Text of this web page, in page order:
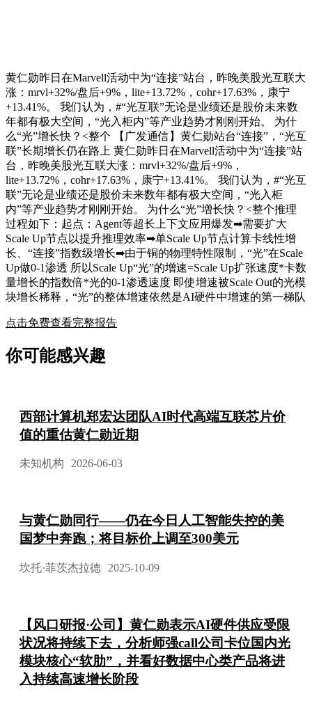
黄仁勋昨日在Marvell活动中为“连接”站台，昨晚美股光互联大
涨：mrvl+32%/盘后+9%，lite+13.72%，cohr+17.63%，康宁
+13.41%。 我们认为，#“光互联”无论是业绩还是股价未来数
年都有极大空间，“光入柜内”等产业趋势才刚刚开始。 为什
么“光”增长快？<整个 【广发通信】黄仁勋站台“连接”，“光互
联”长期增长仍在路上 黄仁勋昨日在Marvell活动中为“连接”站
台，昨晚美股光互联大涨：mrvl+32%/盘后+9%，
lite+13.72%，cohr+17.63%，康宁+13.41%。 我们认为，#“光互
联”无论是业绩还是股价未来数年都有极大空间，“光入柜
内”等产业趋势才刚刚开始。 为什么“光”增长快？<整个推理
过程如下：起点：Agent等超长上下文应用爆发➡需要扩大
Scale Up节点以提升推理效率➡单Scale Up节点计算卡线性增
长、“连接”指数级增长➡由于铜的物理特性限制，“光”在Scale
Up做0-1渗透 所以Scale Up“光”的增速=Scale Up扩张速度*卡数
量增长的指数倍*光的0-1渗透速度 即使增速被Scale Out的光模
块增长稀释，“光”的整体增速依然是AI硬件中增速的第一梯队
点击免费查看完整报告
你可能感兴趣
西部计算机郑宏达团队AI时代高端互联芯片价
值的重估黄仁勋近期
未知机构 2026-06-03
与黄仁勋同行——仍在今日人工智能失控的美
国梦中奔跑；将目标价上调至300美元
坎托·菲茨杰拉德 2025-10-09
【风口研报·公司】黄仁勋表示AI硬件供应受限
状况将持续下去，分析师强call公司卡位国内光
模块核心“软肋”，并看好数据中心类产品将进
入持续高速增长阶段